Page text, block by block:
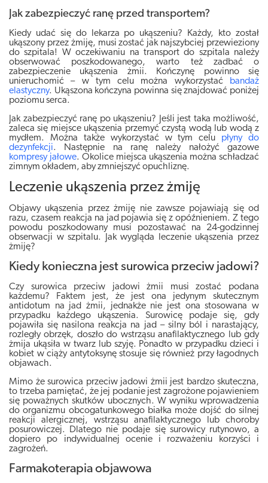
Jak zabezpieczyć ranę przed transportem?
Kiedy udać się do lekarza po ukąszeniu? Każdy, kto został
ukąszony przez żmiję, musi zostać jak najszybciej przewieziony
do szpitala! W oczekiwaniu na transport do szpitala należy
obserwować poszkodowanego, warto też zadbać o
zabezpieczenie ukąszenia żmii. Kończynę powinno się
unieruchomić – w tym celu można wykorzystać
bandaż
elastyczny. Ukąszona kończyna powinna się znajdować poniżej
poziomu serca.
Jak zabezpieczyć ranę po ukąszeniu? Jeśli jest taka możliwość,
zaleca się miejsce ukąszenia przemyć czystą wodą lub wodą z
mydłem. Można także wykorzystać w tym celu płyny do
dezynfekcji. Następnie na ranę należy nałożyć gazowe
kompresy jałowe. Okolice miejsca ukąszenia można schładzać
zimnym okładem, aby zmniejszyć opuchliznę.
Leczenie ukąszenia przez żmiję
Objawy ukąszenia przez żmiję nie zawsze pojawiają się od
razu, czasem reakcja na jad pojawia się z opóźnieniem. Z tego
powodu poszkodowany musi pozostawać na 24-godzinnej
obserwacji w szpitalu. Jak wygląda leczenie ukąszenia przez
żmiję?
Kiedy konieczna jest surowica przeciw jadowi?
Czy surowica przeciw jadowi żmii musi zostać podana
każdemu? Faktem jest, że jest ona jedynym skutecznym
antidotum na jad żmii, jednakże nie jest ona stosowana w
przypadku każdego ukąszenia. Surowicę podaje się, gdy
pojawiła się nasilona reakcja na jad – silny ból i narastający,
rozległy obrzęk, doszło do wstrząsu anafilaktycznego lub gdy
żmija ukąsiła w twarz lub szyję. Ponadto w przypadku dzieci i
kobiet w ciąży antytoksynę stosuje się również przy łagodnych
objawach.
Mimo że surowica przeciw jadowi żmii jest bardzo skuteczna,
to trzeba pamiętać, że jej podanie jest zagrożone pojawieniem
się poważnych skutków ubocznych. W wyniku wprowadzenia
do organizmu obcogatunkowego białka może dojść do silnej
reakcji alergicznej, wstrząsu anafilaktycznego lub choroby
posurowiczej. Dlatego nie podaje się surowicy rutynowo, a
dopiero po indywidualnej ocenie i rozważeniu korzyści i
zagrożeń.
Farmakoterapia objawowa